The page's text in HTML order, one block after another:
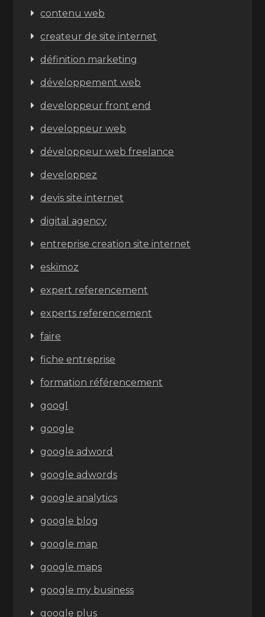
contenu web
createur de site internet
définition marketing
développement web
developpeur front end
developpeur web
développeur web freelance
developpez
devis site internet
digital agency
entreprise creation site internet
eskimoz
expert referencement
experts referencement
faire
fiche entreprise
formation référencement
googl
google
google adword
google adwords
google analytics
google blog
google map
google maps
google my business
google plus